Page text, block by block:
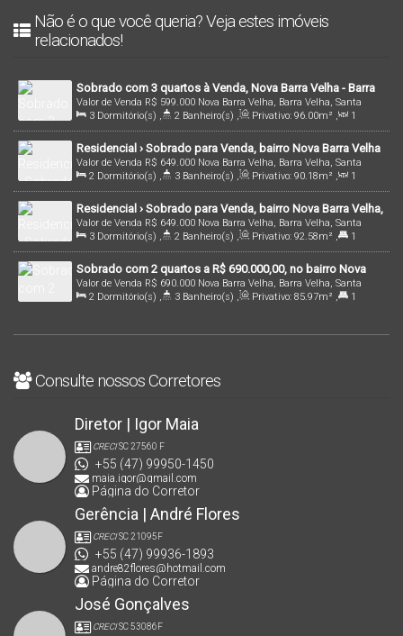
Não é o que você queria? Veja estes imóveis
relacionados!
Sobrado com 3 quartos à Venda, Nova Barra Velha - Barra
Velha
R$ 599.000
Valor de Venda
Nova Barra Velha, Barra Velha, Santa
Catarina, Brasil
3 Dormitório(s) , 2 Banheiro(s) , Privativo: 96.00m² ,
1
Sala(s) , 1 Suíte(s) , 2 Vaga(s) , 1900mDistância do Mar
Residencial › Sobrado para Venda, bairro Nova Barra Velha
, em Barra Velha /SC | Cód.: 2520
R$ 649.000
Valor de Venda
Nova Barra Velha, Barra Velha, Santa
Catarina, Brasil
2 Dormitório(s) , 3 Banheiro(s) , Privativo: 90.18m² ,
1
Sala(s) , 1 Suíte(s) , 2 Vaga(s) , 1800mDistância do Mar
Residencial › Sobrado para Venda, bairro Nova Barra Velha,
em Barra Velha/SC | Cód.: 2769
R$ 649.000
Valor de Venda
Nova Barra Velha, Barra Velha, Santa
Catarina, Brasil
3 Dormitório(s) , 2 Banheiro(s) , Privativo: 92.58m² ,
1
Suíte(s) , 2 Vaga(s)
Sobrado com 2 quartos a R$ 690.000,00, no bairro Nova
Barra Velha - Barra Velha | Cód. 2886
R$ 690.000
Valor de Venda
Nova Barra Velha, Barra Velha, Santa
Catarina, Brasil
2 Dormitório(s) , 3 Banheiro(s) , Privativo: 85.97m² ,
1
Consulte nossos Corretores
Diretor | Igor Maia
CRECISC 27560 F
+55 (47) 99950-1450
maia.igor@gmail.com
Página do Corretor
Gerência | André Flores
CRECISC 21095F
+55 (47) 99936-1893
andre82flores@hotmail.com
Página do Corretor
José Gonçalves
CRECISC 53086F